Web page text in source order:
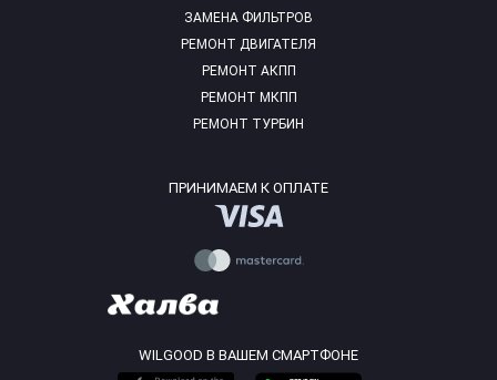
ЗАМЕНА ФИЛЬТРОВ
РЕМОНТ ДВИГАТЕЛЯ
РЕМОНТ АКПП
РЕМОНТ МКПП
РЕМОНТ ТУРБИН
ПРИНИМАЕМ К ОПЛАТЕ
WILGOOD В ВАШЕМ СМАРТФОНЕ